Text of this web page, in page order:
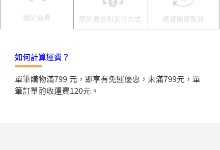
關於運費 關於運送和支付方式 退貨換貨取消
如何計算運費？
單筆購物滿799 元，即享有免運優惠，未滿799元，單
筆訂單酌收運費120元。